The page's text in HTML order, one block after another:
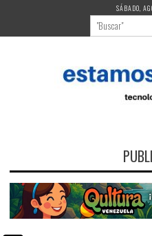
contenido
SÁBADO,